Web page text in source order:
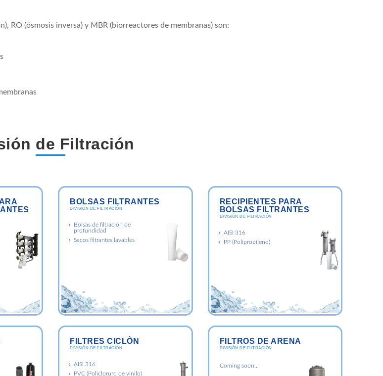
RO (ósmosis inversa) y MBR (biorreactores de membranas) son:
de Filtración
BOLSAS FILTRANTES
DIVISIÓN DE FILTRACIÓN
Bolsas de filtración de
profundidad
Sacos filtrantes lavables
RECIPIENTES PARA
BOLSAS FILTRANTES
DIVISIÓN DE FILTRACIÓN
AISI 316
PP (Polipropileno)
FILTRES CICLÒN
DIVISIÓN DE FILTRACIÓN
AISI 316
PVC (Policloruro de vinilo)
FILTROS DE ARENA
DIVISIÓN DE FILTRACIÓN
Coming soon...